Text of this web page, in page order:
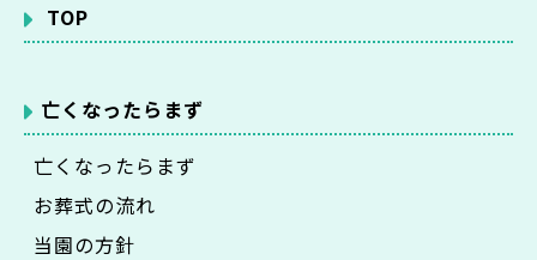
TOP
亡くなったらまず
亡くなったらまず
お葬式の流れ
当園の方針